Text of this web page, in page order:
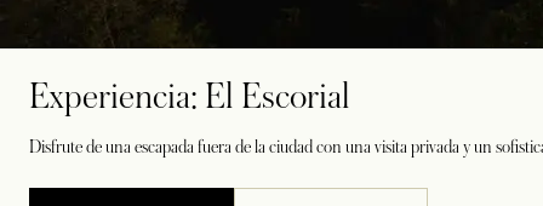
Experiencia: El Escorial
Disfrute de una escapada fuera de la ciudad con una visita privada y un